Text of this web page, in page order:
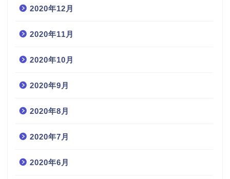
2020年12月
2020年11月
2020年10月
2020年9月
2020年8月
2020年7月
2020年6月